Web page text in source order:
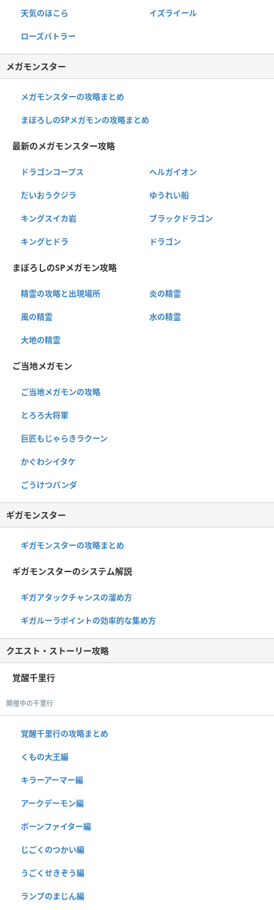
天気のほこら イズライール
ローズバトラー
メガモンスター
メガモンスターの攻略まとめ
まぼろしのSPメガモンの攻略まとめ
最新のメガモンスター攻略
ドラゴンコープス ヘルガイオン
だいおうクジラ ゆうれい船
キングスイカ岩 ブラックドラゴン
キングヒドラ ドラゴン
まぼろしのSPメガモン攻略
精霊の攻略と出現場所 炎の精霊
風の精霊 水の精霊
大地の精霊
ご当地メガモン
ご当地メガモンの攻略
とろろ大将軍
巨匠もじゃらきラクーン
かぐわシイタケ
ごうけつパンダ
ギガモンスター
ギガモンスターの攻略まとめ
ギガモンスターのシステム解説
ギガアタックチャンスの溜め方
ギガルーラポイントの効率的な集め方
クエスト・ストーリー攻略
覚醒千里行
開催中の千里行
覚醒千里行の攻略まとめ
くもの大王編
キラーアーマー編
アークデーモン編
ボーンファイター編
じごくのつかい編
うごくせきぞう編
ランプのまじん編